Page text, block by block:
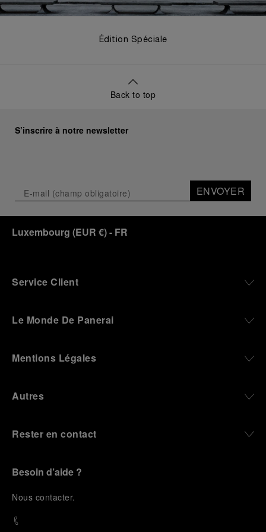
Édition Spéciale
Back to top
S’inscrire à notre newsletter
ENVOYER
Luxembourg (EUR €)- FR
Service Client
Le Monde De Panerai
Mentions Légales
Autres
Rester en contact
Besoin d’aide ?
Nous contacter.